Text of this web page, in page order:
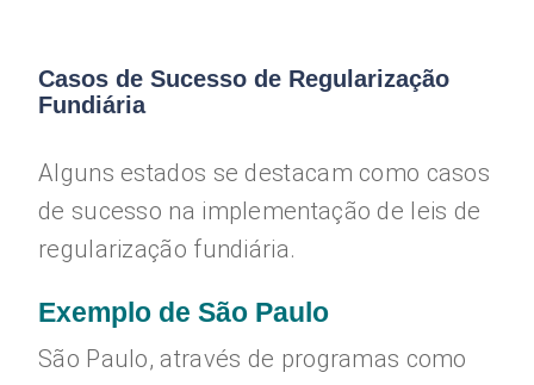
Casos de Sucesso de Regularização
Fundiária
Alguns estados se destacam como casos
de sucesso na implementação de leis de
regularização fundiária.
Exemplo de São Paulo
São Paulo, através de programas como